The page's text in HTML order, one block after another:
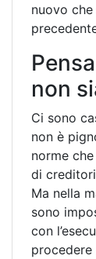
nuovo
non
Ci sono
non è
norme
di
Ma nella
sono
con